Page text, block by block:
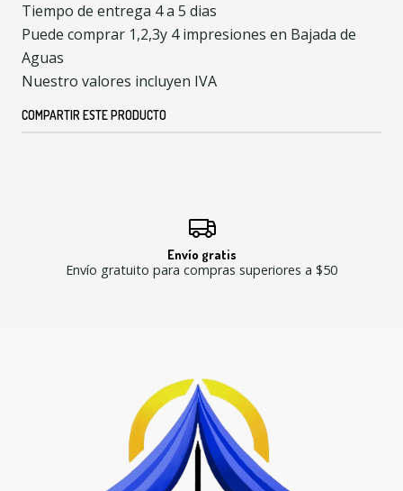
Tiempo de entrega 4 a 5 dias
Puede comprar 1,2,3y 4 impresiones en Bajada de
Aguas
Nuestro valores incluyen IVA
COMPARTIR ESTE PRODUCTO
Envío gratis
Envío gratuito para compras superiores a $50